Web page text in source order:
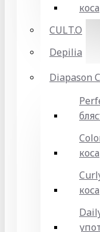
коса
CULT.O
Depilia
Diapason
коса
коса